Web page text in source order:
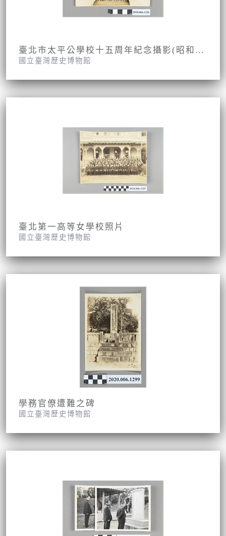
臺北市太平公學校十五周年紀念攝影(昭和九年九月九日)
國立臺灣歷史博物館
臺北第一高等女學校照片
國立臺灣歷史博物館
學務官僚遭難之碑
國立臺灣歷史博物館